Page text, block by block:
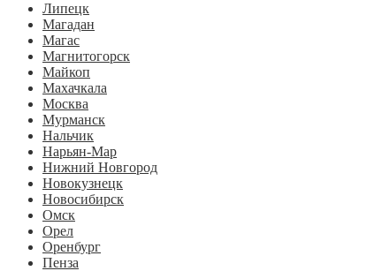
Липецк
Магадан
Магас
Магнитогорск
Майкоп
Махачкала
Москва
Мурманск
Нальчик
Нарьян-Мар
Нижний Новгород
Новокузнецк
Новосибирск
Омск
Орел
Оренбург
Пенза